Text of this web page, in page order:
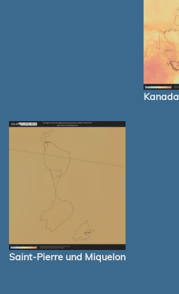
Kanada
Saint-Pierre und Miquelon